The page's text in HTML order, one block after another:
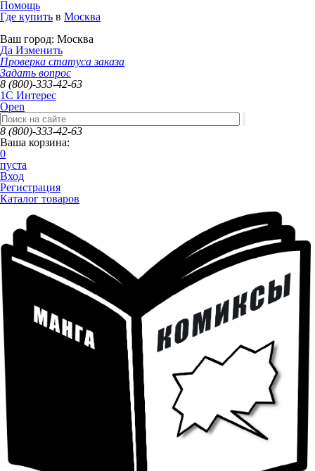
Помощь
Где купить в Москва
Ваш город: Москва
Да Изменить
Проверка статуса заказа
Задать вопрос
8 (800)-333-42-63
1C Интерес
Open
8 (800)-333-42-63
Ваша корзина:
0
пуста
Вход
Регистрация
Каталог товаров